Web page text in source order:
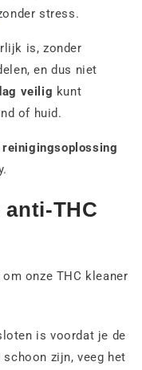
stress.
is, zonder
en dus niet
veilig kunt
of huid.
THC
onze THC kleaner
is voordat je de
zijn, veeg het